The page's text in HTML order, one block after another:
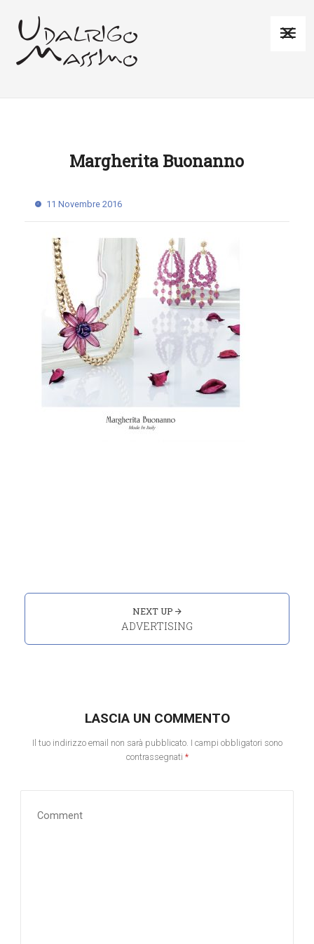
Margherita Buonanno
11 Novembre 2016
NEXT UP
ADVERTISING
LASCIA UN COMMENTO
Il tuo indirizzo email non sarà pubblicato. I campi obbligatori sono
contrassegnati *